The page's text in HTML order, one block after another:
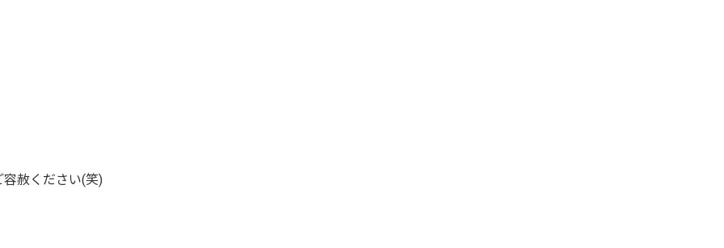
赦ください(笑)